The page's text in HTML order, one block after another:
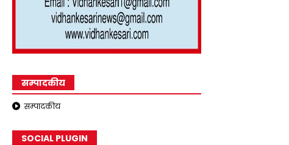
सम्पादकीय
सम्पादकीय
SOCIAL PLUGIN